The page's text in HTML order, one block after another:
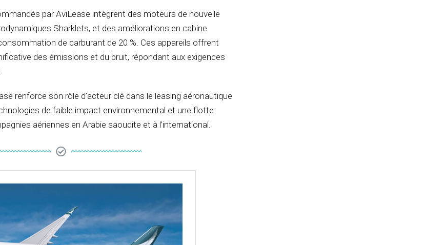
par AviLease intègrent des moteurs de nouvelle
Sharklets, et des améliorations en cabine
de carburant de 20 %. Ces appareils offrent
des émissions et du bruit, répondant aux exigences
renforce son rôle d’acteur clé dans le leasing aéronautique
de faible impact environnemental et une flotte
aériennes en Arabie saoudite et à l’international.